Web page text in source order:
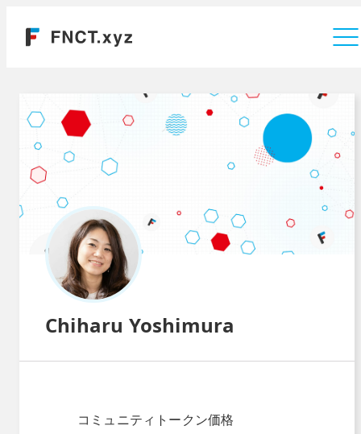
Chiharu Yoshimura
コミュニティトークン価格